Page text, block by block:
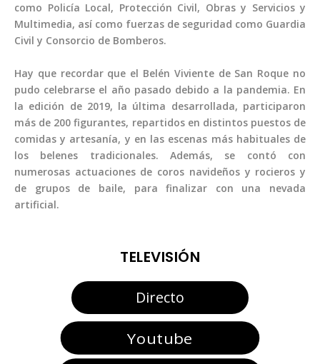
como Policía Local, Protección Civil, Obras y Servicios y
Multimedia, así como fuerzas de seguridad como Guardia
Civil y Consorcio de Bomberos.
Hay que recordar que el Belén Viviente de San Roque no
pudo celebrarse el año pasado debido a la pandemia. En
la edición de 2019, la última desarrollada, participaron
más de 200 figurantes, repartidos en distintos puestos de
comidas y artesanía, y en las escenas más habituales de
los belenes tradicionales. Además, se contó con
numerosas actuaciones de coros navideños y rocieros y
de grupos de baile, para finalizar con una nevada
artificial.
TELEVISIÓN
Directo
Youtube